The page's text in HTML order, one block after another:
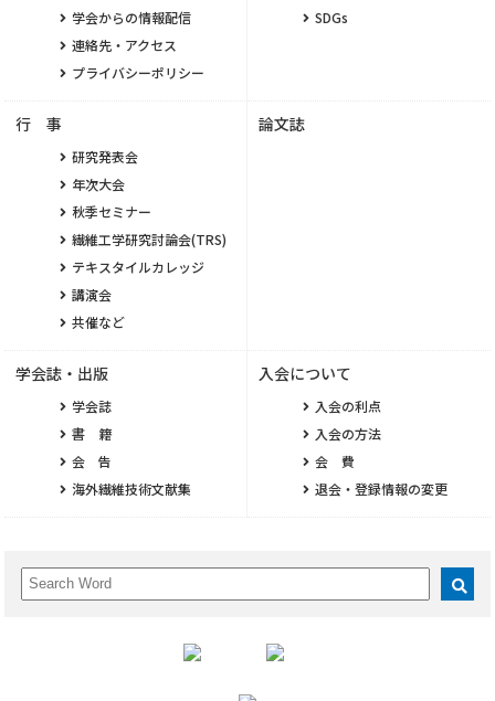
学会からの情報配信
連絡先・アクセス
プライバシーポリシー
SDGs
行 事
研究発表会
年次大会
秋季セミナー
繊維工学研究討論会(TRS)
テキスタイルカレッジ
講演会
共催など
論文誌
学会誌・出版
学会誌
書 籍
会 告
海外繊維技術文献集
入会について
入会の利点
入会の方法
会 費
退会・登録情報の変更